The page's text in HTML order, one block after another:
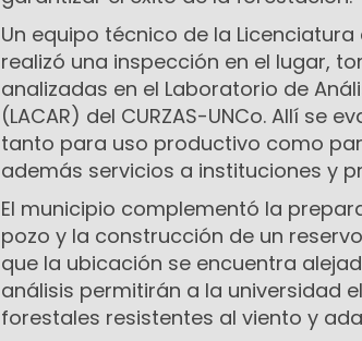
Un equipo técnico de la
realizó una inspección en el lugar,
analizadas en el Laboratorio de
(LACAR) del CURZAS-UNCo. Allí se
tanto para uso productivo como
además servicios a instituciones y
El municipio complementó la
pozo y la construcción de un
que la ubicación se encuentra
análisis permitirán a la universidad
forestales resistentes al viento y